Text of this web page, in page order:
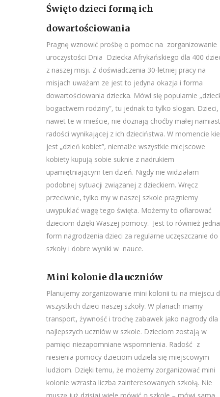
Święto dzieci formą ich
dowartościowania
Pragnę wznowić prośbę o pomoc na zorganizowanie
uroczystości Dnia Dziecka Afrykańskiego dla 400
z naszej misji. Z doświadczenia 30-letniej pracy na
misjach uważam ze jest to jedyna okazja i forma
dowartościowania dziecka. Mówi się popularnie
bogactwem rodziny”, tu jednak to tylko slogan. Dzieci,
nawet te w mieście, nie doznają choćby małej
radości wynikającej z ich dzieciństwa. W momencie
jest „dzień kobiet”, niemalże wszystkie miejscowe
kobiety kupują sobie suknie z nadrukiem
upamiętniającym ten dzień. Nigdy nie widziałam
podobnej sytuacji związanej z dzieckiem. Wręcz
przeciwnie, tylko my w naszej szkole pragniemy
uwypuklać wagę tego święta. Możemy to ofiarować
dzieciom dzięki Waszej pomocy. Jest to również
form nagrodzenia dzieci za regularne uczęszczanie do
szkoły i dobre wyniki w nauce.
Mini kolonie dla uczniów
Planujemy zorganizowanie mini kolonii tu na miejscu
wszystkich dzieci naszej szkoły. W planach mamy
transport, żywność i trochę zabawek jako nagrody dla
najlepszych uczniów w szkole. Dzieciom zostają w
pamięci niezapomniane wspomnienia. Radość z
niesienia pomocy dzieciom udziela się miejscowym
ludziom. Dzięki temu, że możemy zorganizować mini
kolonie wzrasta liczba zainteresowanych szkołą. Nie